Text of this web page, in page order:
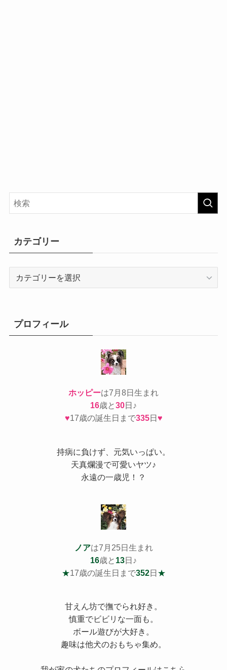
カテゴリー
ープロフィール
ホッピーは7月8日生まれ
16歳と30日♪
♥17歳の誕生日まで335日 ♥
持病に負けず、元気いっぱい。
天真爛漫で可愛いヤツ♪
永遠の一歳児！？
ノアは7月25日生まれ
16歳と 13日♪
★17歳の誕生日まで352日 ★
甘えん坊で撫でられ好き。
慎重でビビリな一面も。
ボール遊びが大好き。
趣味は他犬のおもちゃ集め。